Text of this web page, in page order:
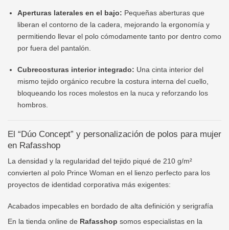
Aperturas laterales en el bajo: Pequeñas aberturas que
liberan el contorno de la cadera, mejorando la ergonomía y
permitiendo llevar el polo cómodamente tanto por dentro como
por fuera del pantalón.
Cubrecosturas interior integrado: Una cinta interior del
mismo tejido orgánico recubre la costura interna del cuello,
bloqueando los roces molestos en la nuca y reforzando los
hombros.
El “Dúo Concept” y personalización de polos para mujer
en Rafasshop
La densidad y la regularidad del tejido piqué de 210 g/m²
convierten al polo Prince Woman en el lienzo perfecto para los
proyectos de identidad corporativa más exigentes:
Acabados impecables en bordado de alta definición y serigrafía
En la tienda online de Rafasshop somos especialistas en la